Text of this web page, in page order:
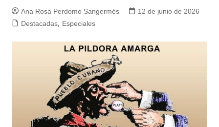
Ana Rosa Perdomo Sangermés
12 de junio de 2026
Destacadas, Especiales